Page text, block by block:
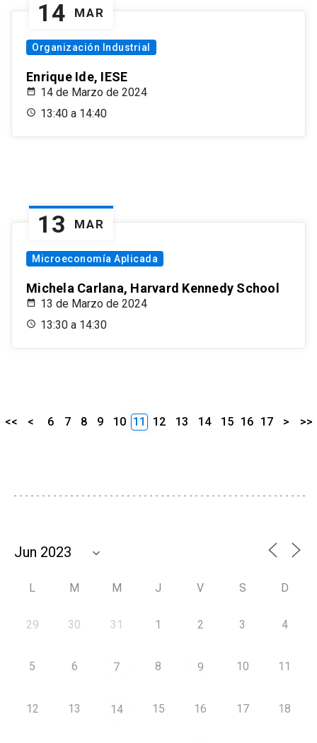
14 MAR
Organización Industrial
Enrique Ide, IESE
14 de Marzo de 2024
13:40 a 14:40
13 MAR
Microeconomía Aplicada
Michela Carlana, Harvard Kennedy School
13 de Marzo de 2024
13:30 a 14:30
<< < 6 7 8 9 10 11 12 13 14 15 16 17 > >>
L M M J V S D
29 30 31 1 2 3 4
5 6 7 8 9 10 11
12 13 14 15 16 17 18